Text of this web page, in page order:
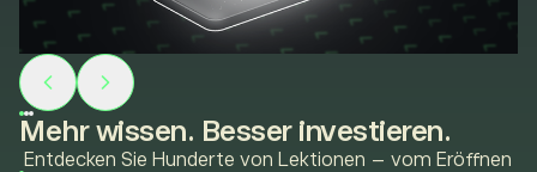
Mehr wissen. Besser investieren.
Entdecken Sie Hunderte von Lektionen – vom Eröffnen